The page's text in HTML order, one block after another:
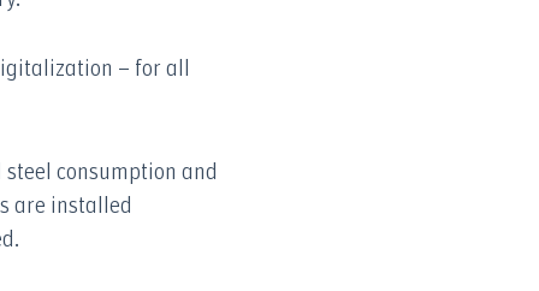
– for all
consumption and
are installed